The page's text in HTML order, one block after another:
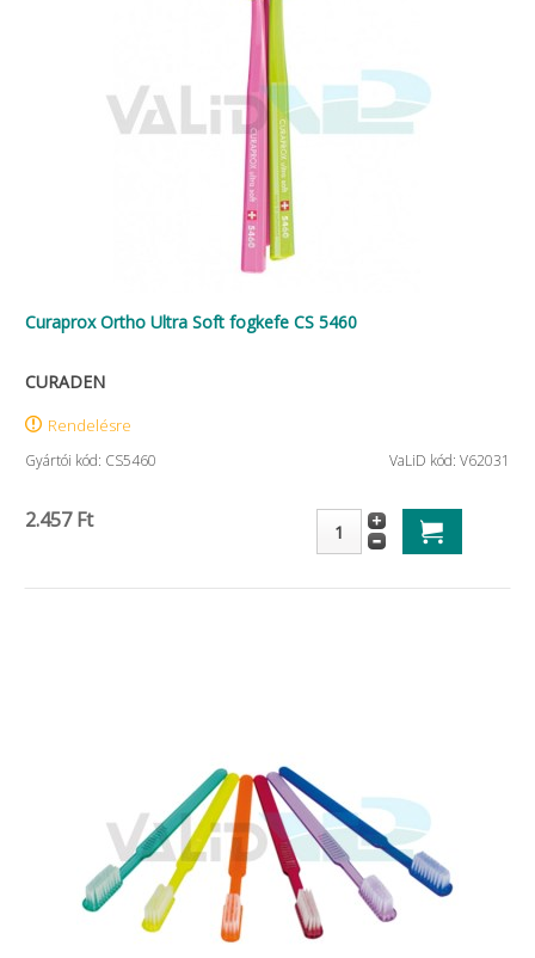
Curaprox Ortho Ultra Soft fogkefe CS 5460
CURADEN
Rendelésre
Gyártói kód: CS5460 VaLiD kód: V62031
2.457 Ft